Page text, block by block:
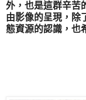
外，也是這群辛苦
由影像的呈現，除
態資源的認識，也